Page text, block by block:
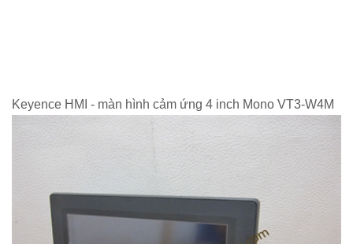
Keyence HMI - màn hình cảm ứng 4 inch Mono VT3-W4M